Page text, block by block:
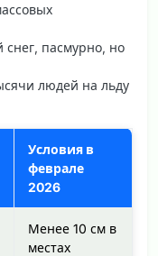
пасмурно, но
людей на льду
Условия в
феврале
2026
Менее 10 см в
местах